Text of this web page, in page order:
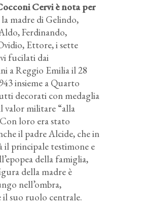
Cervi è nota per
la madre di Gelindo,
Ferdinando,
Ettore, i sette
fucilati dai
a Reggio Emilia il 28
insieme a Quarto
decorati con medaglia
valor militare “alla
loro era stato
il padre Alcide, che in
il principale testimone e
della famiglia,
della madre è
nell’ombra,
il suo ruolo centrale.